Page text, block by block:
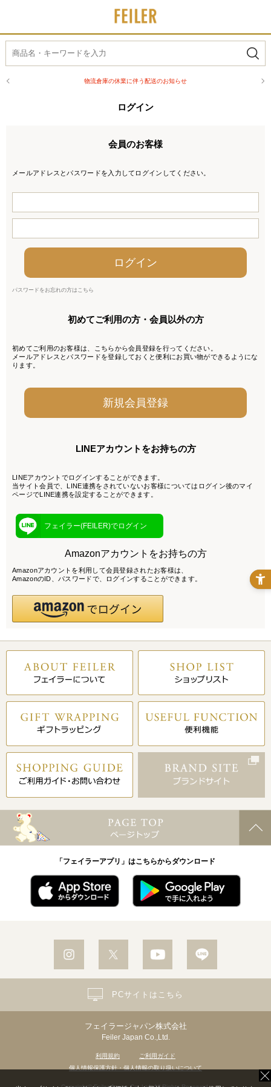
物流倉庫の休業に伴う配送のお知らせ
ログイン
会員のお客様
メールアドレスとパスワードを入力してログインしてください。
パスワードをお忘れの方はこちら
初めてご利用の方・会員以外の方
初めてご利用のお客様は、こちらから会員登録を行ってください。
メールアドレスとパスワードを登録しておくと便利にお買い物ができるようにな
ります。
LINEアカウントをお持ちの方
LINEアカウントでログインすることができます。
当サイト会員で、LINE連携をされていないお客様についてはログイン後のマイ
ページでLINE連携を設定することができます。
フェイラー(FEILER)でログイン
Amazonアカウントをお持ちの方
Amazonアカウントを利用して会員登録されたお客様は、
AmazonのID、パスワードで、ログインすることができます。
「フェイラーアプリ」はこちらからダウンロード
フェイラージャパン株式会社
Feiler Japan Co.,Ltd.
利用規約
ご利用ガイド
個人情報保護方針・個人情報の取り扱いについて
PCサイトはこちら